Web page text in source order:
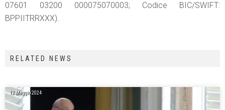
07601 03200 000075070003; Codice BIC/SWIFT:
BPPIITRRXXX).
RELATED NEWS
12 Maggio 2024